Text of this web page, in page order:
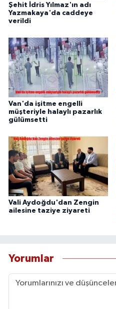
Şehit İdris Yılmaz'ın adı
Yazmakaya'da caddeye
verildi
Van'da işitme engelli
müşteriyle halaylı pazarlık
gülümsetti
Vali Aydoğdu'dan Zengin
ailesine taziye ziyareti
Yorumlar